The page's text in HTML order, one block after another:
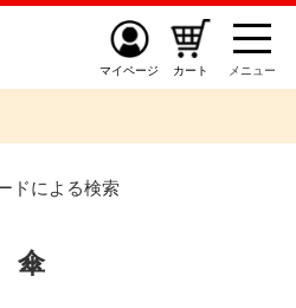
マイページ カート メニュー
ドによる検索
傘